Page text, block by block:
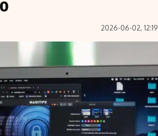
Migracija
2026-06-02, 12:19